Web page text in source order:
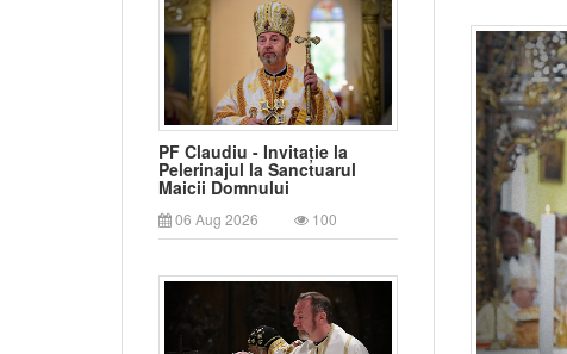
PF Claudiu - Invitație la
Pelerinajul la Sanctuarul
Maicii Domnului
06 Aug 2026 100